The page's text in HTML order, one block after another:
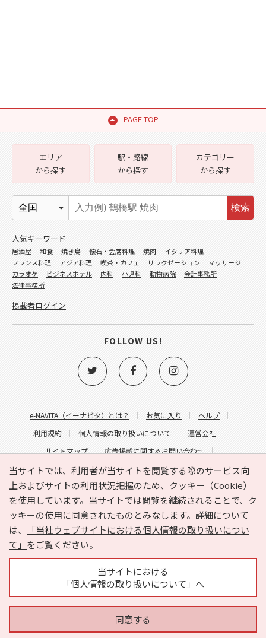
PAGE TOP
当サイトでは、利用者が当サイトを閲覧する際のサービス向
上およびサイトの利用状況把握のため、クッキー（Cookie）
を使用しています。当サイトでは閲覧を継続されることで、ク
ッキーの使用に同意されたものとみなします。詳細について
は、
「当社ウェブサイトにおける個人情報の取り扱いについ
て」 をご覧ください。
当サイトにおける
「個人情報の取り扱いについて」へ
同意する
e-NAVITA（イーナビタ）とは？ お気に入り
ヘルプ
利用規約
個人情報の取り扱いについて
運営会社
サイトマップ
広告掲載に関するお問い合わせ
サイトの内容に関するお問い合わせ
エリア
から探す
駅・路線
から探す
カテゴリー
から探す
検索
人気キーワード
居酒屋 和食 焼き鳥 懐石・会席料理 焼肉
イタリア料理
フランス料理
アジア料理 喫茶・カフェ リラクゼーション
マッサージ
カラオケ
ビジネスホテル 内科 小児科 動物病院
会計事務所
法律事務所
掲載者ログイン
FOLLOW US!
Copyright © HYOJITO.Co.,Ltd. All Rights Reserved.